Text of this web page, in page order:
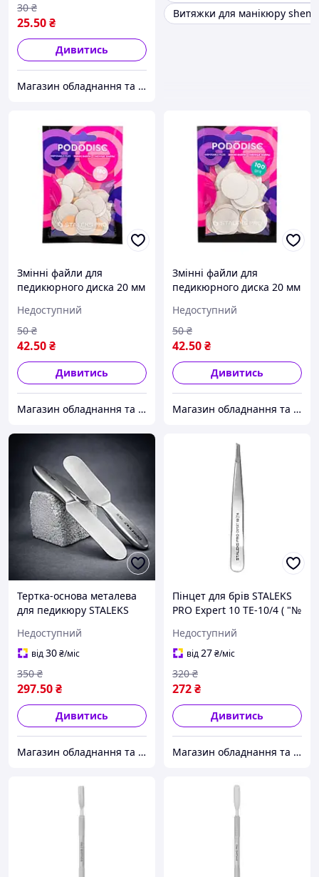
25.50₴
30 ₴
Дивитись
Магазин обладнання та одноразової продукції для салонів краси
Витяжки для манікюру
Змінні файли для
педикюрного диска 20 мм
PRO PDF Р180 ( "№ 1040")
Недоступний
42.50₴
50 ₴
Дивитись
Магазин обладнання та одноразової продукції для салонів краси
Змінні файли для
педикюрного диска 20 мм
PRO PDF Р100 ( "№ 1040") (
"№ 1040")
Недоступний
42.50₴
50 ₴
Дивитись
Магазин обладнання та одноразової продукції для салонів краси
Тертка-основа металева
для педикюру STALEKS
1040") ( "№ 1040")
Недоступний
від30₴/міс
297.50₴
350 ₴
Дивитись
Магазин обладнання та одноразової продукції для салонів краси
Пінцет для брів STALEKS
PRO Expert 10 TE-10/4 ( "№
Недоступний
від27₴/міс
272₴
320 ₴
Дивитись
Магазин обладнання та одноразової продукції для салонів краси